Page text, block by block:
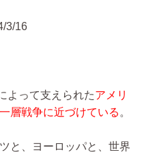
3/16
よって支えられたアメリ
層戦争に近づけている 。
と、ヨーロッパと、世界